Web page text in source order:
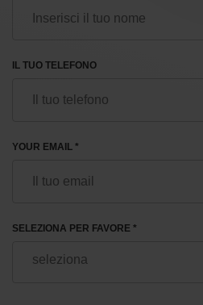
IL TUO TELEFONO
YOUR EMAIL *
SELEZIONA PER FAVORE *